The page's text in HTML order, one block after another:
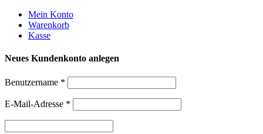
Weiter
zum
Inhalt
Mein Konto
Warenkorb
Kasse
Neues Kundenkonto anlegen
Benutzername *
E-Mail-Adresse *